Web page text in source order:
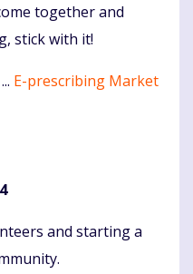
together and
stick with it!
E-prescribing Market
and starting a